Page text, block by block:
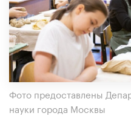
Фото предоставлены
науки города Москвы